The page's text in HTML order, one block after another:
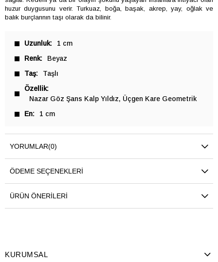
huzur duygusunu verir. Turkuaz, boğa, başak, akrep, yay, oğlak ve
balık burçlarının taşı olarak da bilinir.
Uzunluk
1 cm
Renk
Beyaz
Taş
Taşlı
Özellik
Nazar Göz Şans Kalp Yıldız
Üçgen Kare Geometrik
En
1 cm
YORUMLAR(0)
ÖDEME SEÇENEKLERI
ÜRÜN ÖNERILERI
KURUMSAL